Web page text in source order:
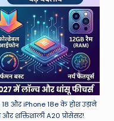
और iPhone 18e के होश उड़ाने
शक्तिशाली A20 प्रोसेसर!